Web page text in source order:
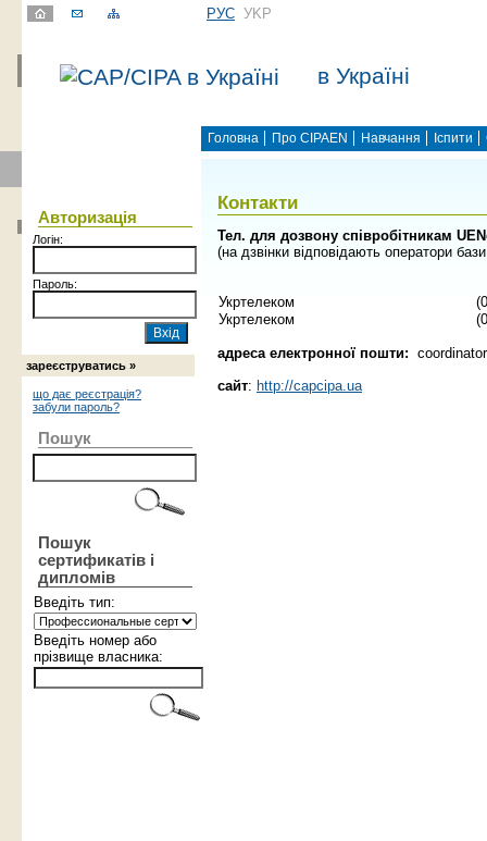
РУС УKР
в Україні
Головна Про CIPAEN Навчання Іспити
Авторизація
Логін:
Пароль:
зареєструватись »
що дає реєстрація?
забули пароль?
Пошук
Пошук
сертификатів і
дипломів
Введіть тип:
Введіть номер або
прізвище власника:
Контакти
Тел. для дозвону співробітникам
(на дзвінки відповідають оператори
Укртелеком
Укртелеком
адреса електронної пошти:
сайт: http://capcipa.ua